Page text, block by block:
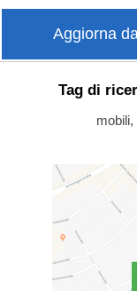
Aggiorna
Tag di